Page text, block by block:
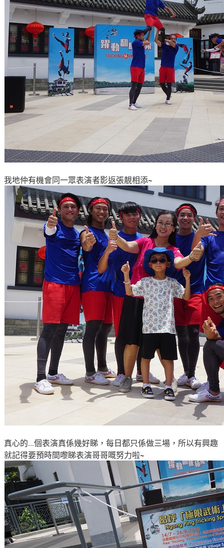
我地仲有機會同一眾表演者影返張靚相添~
真心的...個表演真係幾好睇 ，每日都只係做三場 ，所以有興趣
就記得要預時間嚟睇表演哥哥嘅努力啦~